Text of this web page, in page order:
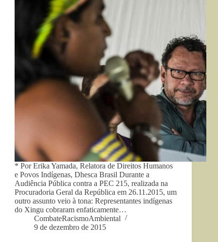
* Por Erika Yamada, Relatora de Direitos Humanos
e Povos Indígenas, Dhesca Brasil Durante a
Audiência Pública contra a PEC 215, realizada na
Procuradoria Geral da República em 26.11.2015, um
outro assunto veio à tona: Representantes indígenas
do Xingu cobraram enfaticamente…
CombateRacismoAmbiental
9 de dezembro de 2015